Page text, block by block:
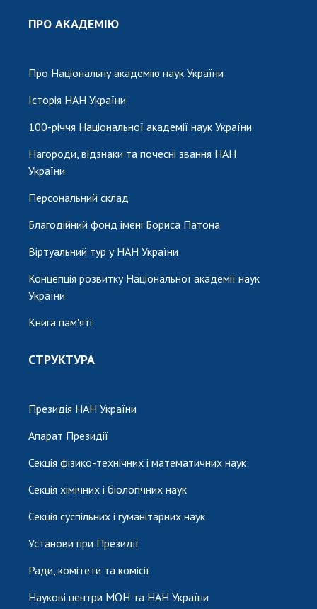
ПРО АКАДЕМІЮ
Про Національну академію наук України
Історія НАН України
100-річчя Національної академії наук України
Нагороди, відзнаки та почесні звання НАН
України
Персональний склад
Благодійний фонд імені Бориса Патона
Віртуальний тур у НАН України
Концепція розвитку Національної академії наук
України
Книга пам'яті
СТРУКТУРА
Президія НАН України
Апарат Президії
Секція фізико-технічних і математичних наук
Секція хімічних і біологічних наук
Секція суспільних і гуманітарних наук
Установи при Президії
Ради, комітети та комісії
Наукові центри МОН та НАН України